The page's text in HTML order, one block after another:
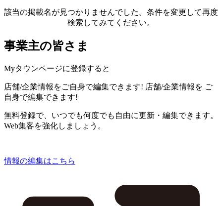
該当の掲載名が見つかりませんでした。条件を変更して再度
検索してみてください。
事業主の皆さま
Myタウンページに登録すると
店舗/企業情報をご自身で編集できます! 店舗/企業情報を ご
自身で編集できます!
無料登録で、いつでも何度でも自由に更新・編集できます。
Web集客を強化しましょう。
情報の編集はこちら